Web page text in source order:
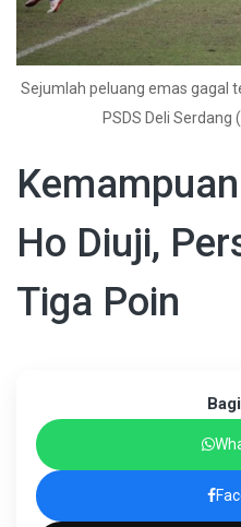
Sejumlah peluang emas gagal
PSDS Deli Serdang
Ho Diuji,
Tiga Poin